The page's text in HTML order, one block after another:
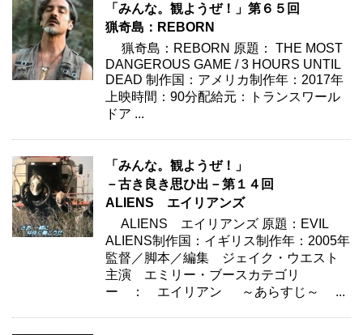
「みんな。観ようぜ！」第６５回
猟奇島：REBORN
猟奇島：REBORN 原題： THE MOST
DANGEROUS GAME / 3 HOURS UNTIL
DEAD 制作国：アメリカ制作年：2017年
上映時間：90分配給元：トランスワール
ドア ...
「みんな。観ようぜ！」
－古き良き思ひ出－第１４回
ALIENS エイリアンズ
ALIENS エイリアンズ 原題：EVIL
ALIENS制作国：イギリス制作年：2005年
監督／脚本／編集 ジェイク・ウエスト
主演 エミリー・ブースカテゴリ
ー ： エイリアン ～あらすじ～ ...